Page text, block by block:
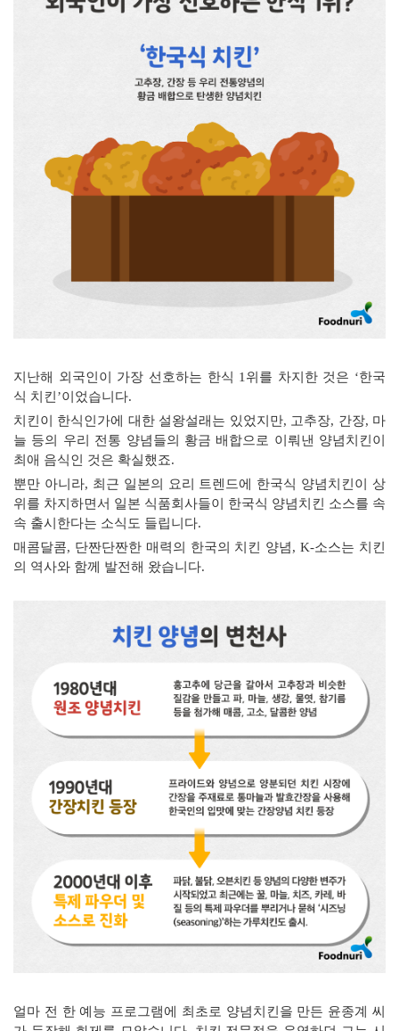
지난해 외국인이 가장 선호하는 한식 1 위를 차지한 것은 ‘한국
식 치킨 ’이었습니다.
치킨이 한식인가에 대한 설왕설래는 있었지만, 고추장, 간장, 마
늘 등의 우리 전통 양념들의 황금 배합으로 이뤄낸 양념치킨이
최애 음식인 것은 확실했죠.
뿐만 아니라, 최근 일본의 요리 트렌드에 한국식 양념치킨이 상
위를 차지하면서 일본 식품회사들이 한국식 양념치킨 소스를 속
속 출시한다는 소식도 들립니다.
매콤달콤, 단짠단짠한 매력의 한국의 치킨 양념, K-소스는 치킨
의 역사와 함께 발전해 왔습니다.
얼마 전 한 예능 프로그램에 최초로 양념치킨을 만든 윤종계 씨